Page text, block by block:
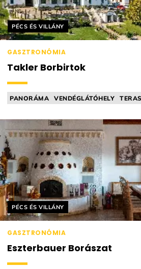
Helyszín címkék:
PÉCS ÉS VILLÁNY
GASZTRONÓMIA
Takler Borbirtok
PANORÁMA VENDÉGLÁTÓHELY
Helyszín címkék:
PÉCS ÉS VILLÁNY
GASZTRONÓMIA
Eszterbauer Borászat